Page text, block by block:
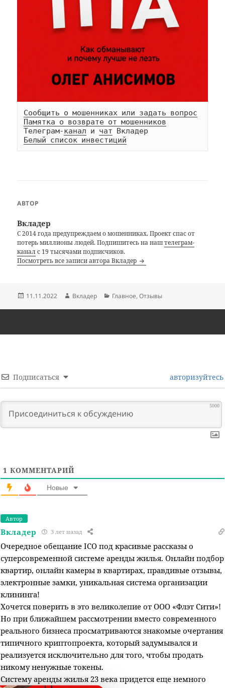
Сообщить о мошенниках или задать вопрос
Памятка о возврате от мошенников
Телеграм-канал и чат
Белый список инвестиций
АВТОР
Вкладер
С 2014 года предупреждаем о мошенниках. Проект спас от
потерь миллионы людей. Подпишитесь на наштелеграм-
каналс 19 тысячами подписчиков.
Посмотреть все записи автора Вкладер
Опубликовано
11.11.2022 Автор
Вкладер Рубрики
Главное,Отзывы
Подписаться авторизуйтесь
5000
1 КОММЕНТАРИЙ
Новые
Автор
Вкладер 3 лет назад
Очередное обещание ICO под красивые рассказы о
суперсовременной системе аренды жилья. Онлайн подбор
квартир, онлайн камеры в квартирах, правдивые отзывы,
электронные замки, уникальная система организации
клининга!
Хочется поверить в это великолепие от ООО «Флэт Сити»!
Но при ближайшем рассмотрении вместо современного
реального бизнеса просматриваются знакомые очертания
типичного криптопроекта, который задумывался и
реализуется исключительно для того, чтобы продать
никому ненужные токены.
Систему аренды жилья 23 века придется еще немного